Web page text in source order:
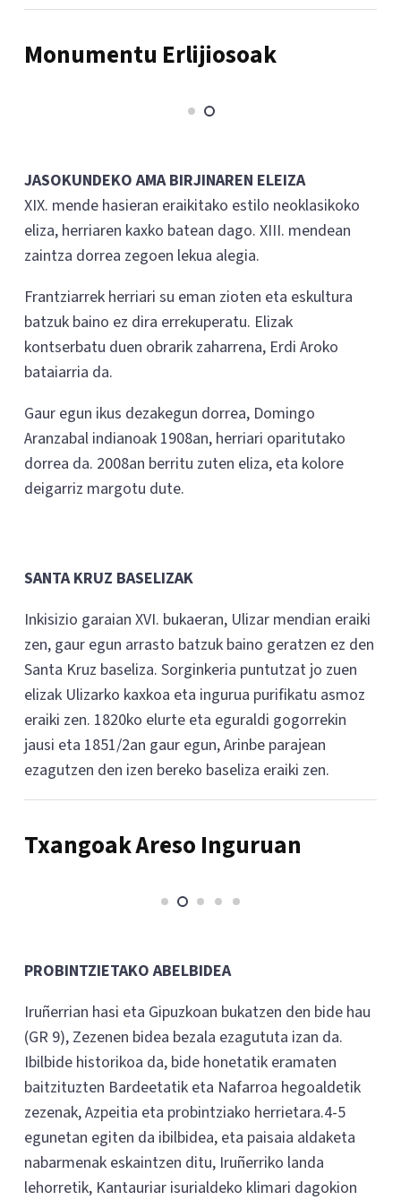
Monumentu Erlijiosoak
JASOKUNDEKO AMA BIRJINAREN ELEIZA
XIX. mende hasieran eraikitako estilo neoklasikoko
eliza, herriaren kaxko batean dago. XIII. mendean
zaintza dorrea zegoen lekua alegia.
Frantziarrek herriari su eman zioten eta eskultura
batzuk baino ez dira errekuperatu. Elizak
kontserbatu duen obrarik zaharrena, Erdi Aroko
bataiarria da.
Gaur egun ikus dezakegun dorrea, Domingo
Aranzabal indianoak 1908an, herriari oparitutako
dorrea da. 2008an berritu zuten eliza, eta kolore
deigarriz margotu dute.
SANTA KRUZ BASELIZAK
Inkisizio garaian XVI. bukaeran, Ulizar mendian eraiki
zen, gaur egun arrasto batzuk baino geratzen ez den
Santa Kruz baseliza. Sorginkeria puntutzat jo zuen
elizak Ulizarko kaxkoa eta ingurua purifikatu asmoz
eraiki zen. 1820ko elurte eta eguraldi gogorrekin
jausi eta 1851/2an gaur egun, Arinbe parajean
ezagutzen den izen bereko baseliza eraiki zen.
Txangoak Areso Inguruan
PROBINTZIETAKO ABELBIDEA
Iruñerrian hasi eta Gipuzkoan bukatzen den bide hau
(GR 9), Zezenen bidea bezala ezagututa izan da.
Ibilbide historikoa da, bide honetatik eramaten
baitzituzten Bardeetatik eta Nafarroa hegoaldetik
zezenak, Azpeitia eta probintziako herrietara.4-5
egunetan egiten da ibilbidea, eta paisaia aldaketa
nabarmenak eskaintzen ditu, Iruñerriko landa
lehorretik, Kantauriar isurialdeko klimari dagokion